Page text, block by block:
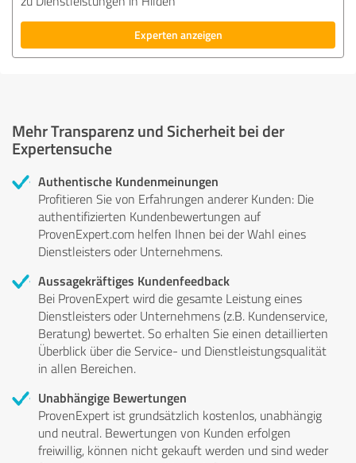
Experten anzeigen
Mehr Transparenz und Sicherheit bei der
Expertensuche
Authentische Kundenmeinungen
Profitieren Sie von Erfahrungen anderer Kunden: Die
authentifizierten Kundenbewertungen auf
ProvenExpert.com helfen Ihnen bei der Wahl eines
Dienstleisters oder Unternehmens.
Aussagekräftiges Kundenfeedback
Bei ProvenExpert wird die gesamte Leistung eines
Dienstleisters oder Unternehmens (z.B. Kundenservice,
Beratung) bewertet. So erhalten Sie einen detaillierten
Überblick über die Service- und Dienstleistungsqualität
in allen Bereichen.
Unabhängige Bewertungen
ProvenExpert ist grundsätzlich kostenlos, unabhängig
und neutral. Bewertungen von Kunden erfolgen
freiwillig, können nicht gekauft werden und sind weder